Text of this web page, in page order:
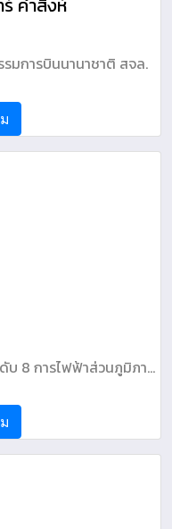
คำสิงห์
มการบินนานาชาติ สจล.
บ 8 การไฟฟ้าส่วนภูมิภาค